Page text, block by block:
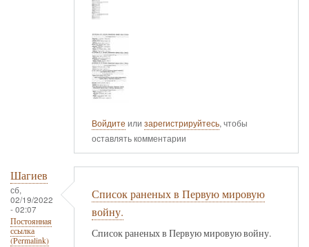
Войдите или зарегистрируйтесь, чтобы
оставлять комментарии
Шагиев
сб,
02/19/2022
- 02:07
Постоянная
ссылка
(Permalink)
Список раненых в Первую мировую
войну.
Список раненых в Первую мировую войну.